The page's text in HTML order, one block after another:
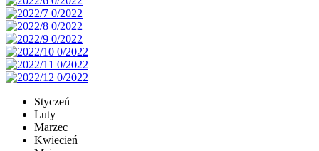
Styczeń
Luty
Marzec
Kwiecień